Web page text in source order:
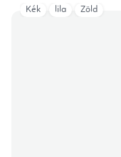
Kék lila Zöld